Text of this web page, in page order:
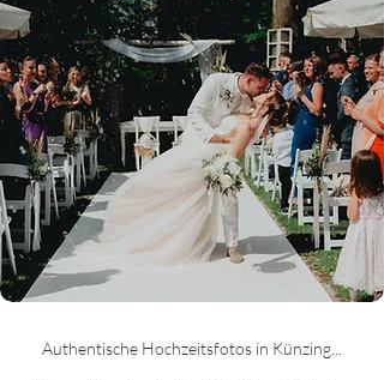
Authentische Hochzeitsfotos in Künzing...